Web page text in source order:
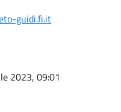
guidi.fi.it
2023, 09:01